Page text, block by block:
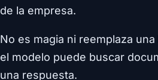
de la empresa.
No es magia ni reemplaza
el modelo puede buscar
una respuesta.